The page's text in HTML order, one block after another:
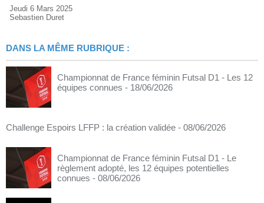
Jeudi 6 Mars 2025
Sebastien Duret
DANS LA MÊME RUBRIQUE :
Championnat de France féminin Futsal D1 - Les 12
équipes connues - 18/06/2026
Challenge Espoirs LFFP : la création validée - 08/06/2026
Championnat de France féminin Futsal D1 - Le
règlement adopté, les 12 équipes potentielles
connues - 08/06/2026